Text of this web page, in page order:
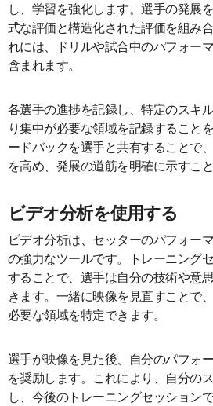
し、学習を強化します。選手の発展
式な評価と構造化された評価を組み
れには、ドリルや試合中のパフォー
含まれます。
各選手の進捗を記録し、特定のスキ
り集中が必要な領域を記録すること
ードバックを選手と共有することで
を高め、発展の道筋を明確に示すこと
ビデオ分析を使用する
ビデオ分析は、セッターのパフォー
の強力なツールです。トレーニング
することで、選手は自分の技術や意
きます。一緒に映像を見直すことで
必要な領域を特定できます。
選手が映像を見た後、自分のパフォ
を奨励します。これにより、自分の
し、今後のトレーニングセッション